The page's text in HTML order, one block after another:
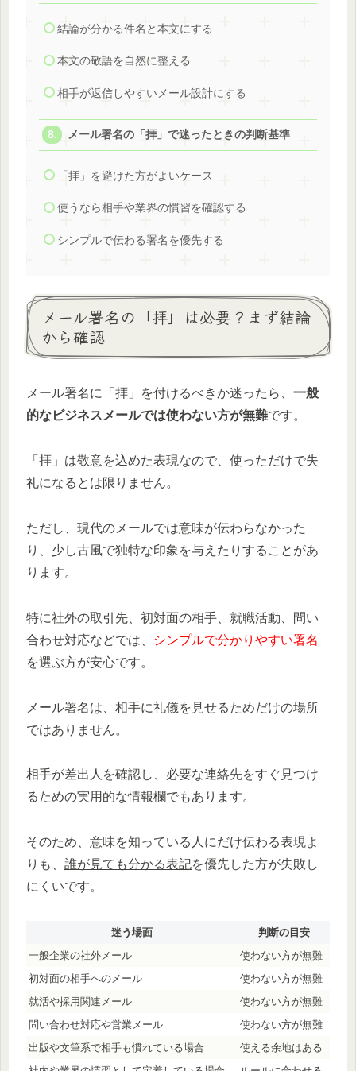
結論が分かる件名と本文にする
本文の敬語を自然に整える
相手が返信しやすいメール設計にする
メール署名の「拝」で迷ったときの判断基準
「拝」を避けた方がよいケース
使うなら相手や業界の慣習を確認する
シンプルで伝わる署名を優先する
メール署名の「拝」は必要？まず結論
から確認
メール署名に「拝」を付けるべきか迷ったら、 一般
的なビジネスメールでは使わない方が無難です。
「拝」は敬意を込めた表現なので、使っただけで失
礼になるとは限りません。
ただし、現代のメールでは意味が伝わらなかった
り、少し古風で独特な印象を与えたりすることがあ
ります。
特に社外の取引先、初対面の相手、就職活動、問い
合わせ対応などでは、
シンプルで分かりやすい署名
を選ぶ方が安心です。
メール署名は、相手に礼儀を見せるためだけの場所
ではありません。
相手が差出人を確認し、必要な連絡先をすぐ見つけ
るための実用的な情報欄でもあります。
そのため、意味を知っている人にだけ伝わる表現よ
りも、 誰が見ても分かる表記を優先した方が失敗し
にくいです。
迷う場面
判断の目安
一般企業の社外メール
使わない方が無難
初対面の相手へのメール
使わない方が無難
就活や採用関連メール
使わない方が無難
問い合わせ対応や営業メール
使わない方が無難
出版や文筆系で相手も慣れている場合
使える余地はある